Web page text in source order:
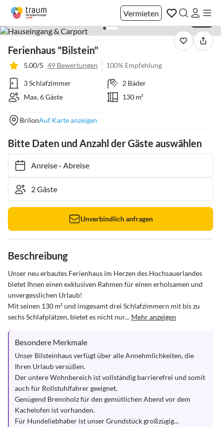
Vermieten
Ferienhaus "Bilstein"
5.00/5 49 Bewertungen 100% Empfehlung
3 Schlafzimmer
2 Bäder
Max. 6 Gäste
130 m²
BrilonAuf Karte anzeigen
Bitte Daten und Anzahl der Gäste auswählen
Anreise- Abreise
Unverbindlich anfragen
Beschreibung
Unser neu erbautes Ferienhaus im Herzen des Hochsauerlandes
bietet Ihnen einen exklusiven Rahmen für einen erholsamen und
unvergesslichen Urlaub!
Mit seinen 130 m² und insgesamt drei Schlafzimmern mit bis zu
sechs Schlafplätzen, bietet es nicht nur... Mehr anzeigen
Besondere Merkmale
Unser Bilsteinhaus verfügt über alle Annehmlichkeiten, die
Ihren Urlaub versüßen.
Der untere Wohnbereich ist vollständig barrierefrei und somit
auch für Rollstuhlfahrer geeignet.
Genügend Brennholz für den gemütlichen Abend vor dem
Kachelofen ist vorhanden.
Für Hundeliebhaber ist unser Grundstück großzügig...